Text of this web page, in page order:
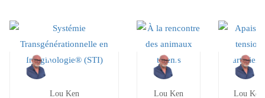
Lou Ken Lou Ken Lou Ken